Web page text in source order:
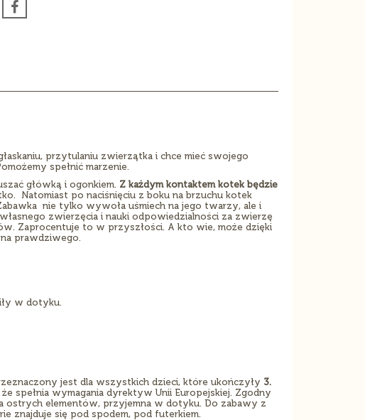
przytulaniu zwierzątka i chce mieć swojego
spełnić marzenie.
główką i ogonkiem. Z każdym kontaktem kotek będzie
Natomiast po naciśnięciu z boku na brzuchu kotek
nie tylko wywoła uśmiech na jego twarzy, ale i
zwierzęcia i nauki odpowiedzialności za zwierzę
Zaprocentuje to w przyszłości. A kto wie, może dzięki
na prawdziwego.
w dotyku.
jest dla wszystkich dzieci, które ukończyły 3.
spełnia wymagania dyrektyw Unii Europejskiej. Zgodny
ostrych elementów, przyjemna w dotyku. Do zabawy z
znajduje się pod spodem, pod futerkiem.